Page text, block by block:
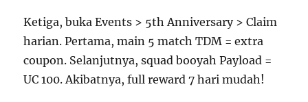
Ketiga, buka Events > 5th Anniversary > Claim
harian. Pertama, main 5 match TDM = extra
coupon. Selanjutnya, squad booyah Payload =
UC 100. Akibatnya, full reward 7 hari mudah!